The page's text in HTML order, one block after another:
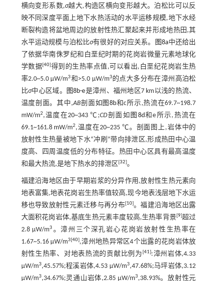
横向变形系数,σ越大,构造区横向变形越大。泊松比可以反
映不同深度平面上地下水热活动的水平运移规模,地下水经
断裂构造将盆地周边的放射性热汇聚起来并形成地热田,其
水平运动规模与泊松比σ有很好的对应关系。 图8a中还给出
了依据华南侏罗纪和白垩纪时期的花岗岩微量元素地球化
学数据[40]得到的生热率点值,可以看出,白垩纪花岗岩生热
率2.0~5.0 μW/m3和>5.0 μW/m3 的点大多分布在漳州高泊松
比σ中心区域。 图8b-e是漳州、福州地区7 km以浅的热流、
温度剖面。其中,AB剖面如 图8b和c所示,热流在69.7~198.7
mW/m2,温度在20~343 ℃;CD剖面如 图8d和e所示,热流在
69.1~161.8 mW/m2,温度在20~235 ℃。剖面图上,岩体中的
放射性生热量被地下水“冲刷”带向排泄区,形成热田中心温
度高、四周温度低的分布特征。热田中心区具有最高温度
和最大热流,是地下热水的排泄区[32]。
福建沿海地区由于早期岩浆的分异作用,放射性生热元素向
地表富集,地表花岗岩生热率值较高,现今地表浅层地下水运
移也导致放射性元素迁移与再分布[10]。福建沿海地区出露
大面积花岗岩体,基底生热元素丰度较高,生热率背景[9]超过
2.8 μW/m3 。漳州三个深孔岩心花岗岩放射性生热率在
1.67~5.16 μW/m3[40],漳州地热异常区4个出露的花岗岩体放
射性生热率、对地表热流的贡献比例为 [41]:漳州岩体,4.33
μW/m3,45.57%;程溪岩体,4.53 μW/m3,47.68%;马坪岩体,3.12
μW/m3,34.67%;灵通山岩体,2.85 μW/m3,38.93%。放射性元